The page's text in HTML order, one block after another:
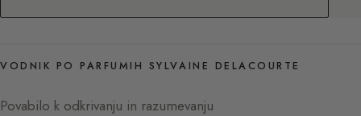
VODNIK PO PARFUMIH SYLVAINE DELACOURTE
Povabilo k odkrivanju in razumevanju